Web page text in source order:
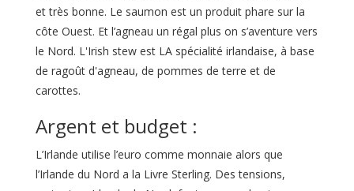
et très bonne. Le saumon est un produit phare sur la
côte Ouest. Et l’agneau un régal plus on s’aventure vers
le Nord. L'Irish stew est LA spécialité irlandaise, à base
de ragoût d'agneau, de pommes de terre et de
carottes.
Argent et budget :
L’Irlande utilise l’euro comme monnaie alors que
l’Irlande du Nord a la Livre Sterling. Des tensions,